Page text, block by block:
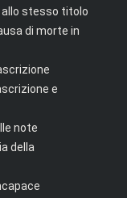
allo stesso titolo
di morte in
e
note
della